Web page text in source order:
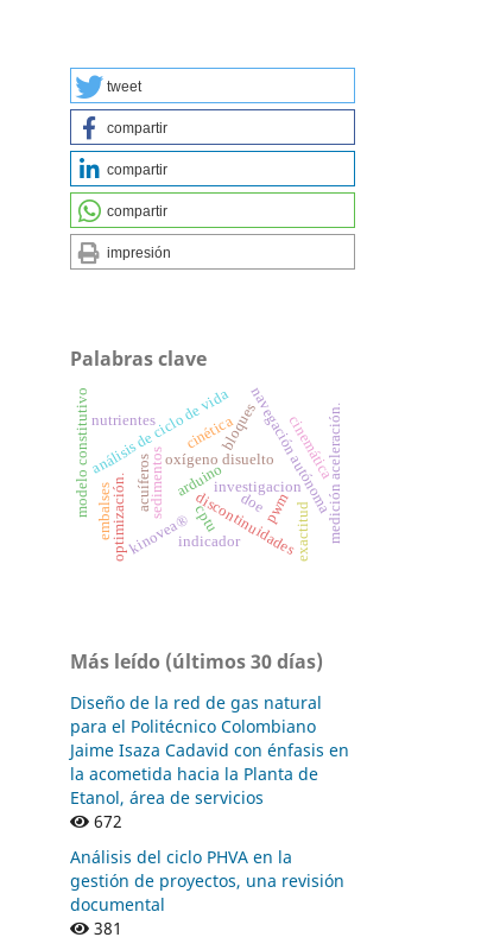
tweet
compartir
compartir
compartir
impresión
Palabras clave
investigacion
arduino
análisis de ciclo de vida
discontinuidades
navegación autónoma
cptu
modelo constitutivo
exactitud
oxígeno disuelto
sedimentos medición aceleración.
kinovea®
cinemática
cinética
acuíferos
optimización.
bloques
indicador
doe
nutrientes
pwm
embalses
Más leído (últimos 30 días)
Diseño de la red de gas natural
para el Politécnico Colombiano
Jaime Isaza Cadavid con énfasis en
la acometida hacia la Planta de
Etanol, área de servicios
672
Análisis del ciclo PHVA en la
gestión de proyectos, una revisión
documental
381